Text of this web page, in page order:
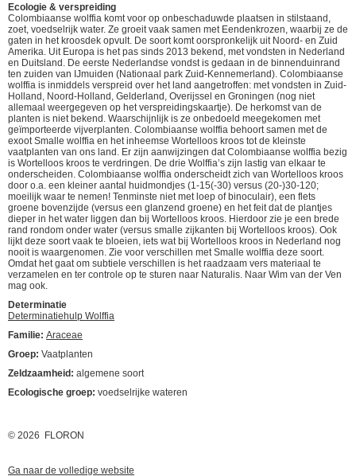
Ecologie & verspreiding
Colombiaanse wolffia komt voor op onbeschaduwde plaatsen in stilstaand,
zoet, voedselrijk water. Ze groeit vaak samen met Eendenkrozen, waarbij ze de
gaten in het kroosdek opvult. De soort komt oorspronkelijk uit Noord- en Zuid
Amerika. Uit Europa is het pas sinds 2013 bekend, met vondsten in Nederland
en Duitsland. De eerste Nederlandse vondst is gedaan in de binnenduinrand
ten zuiden van IJmuiden (Nationaal park Zuid-Kennemerland). Colombiaanse
wolffia is inmiddels verspreid over het land aangetroffen: met vondsten in Zuid-
Holland, Noord-Holland, Gelderland, Overijssel en Groningen (nog niet
allemaal weergegeven op het verspreidingskaartje). De herkomst van de
planten is niet bekend. Waarschijnlijk is ze onbedoeld meegekomen met
geïmporteerde vijverplanten. Colombiaanse wolffia behoort samen met de
exoot Smalle wolffia en het inheemse Wortelloos kroos tot de kleinste
vaatplanten van ons land. Er zijn aanwijzingen dat Colombiaanse wolffia bezig
is Wortelloos kroos te verdringen. De drie Wolffia’s zijn lastig van elkaar te
onderscheiden. Colombiaanse wolffia onderscheidt zich van Wortelloos kroos
door o.a. een kleiner aantal huidmondjes (1-15(-30) versus (20-)30-120;
moeilijk waar te nemen! Tenminste niet met loep of binoculair), een flets
groene bovenzijde (versus een glanzend groene) en het feit dat de plantjes
dieper in het water liggen dan bij Wortelloos kroos. Hierdoor zie je een brede
rand rondom onder water (versus smalle zijkanten bij Wortelloos kroos). Ook
lijkt deze soort vaak te bloeien, iets wat bij Wortelloos kroos in Nederland nog
nooit is waargenomen. Zie voor verschillen met Smalle wolffia deze soort.
Omdat het gaat om subtiele verschillen is het raadzaam vers materiaal te
verzamelen en ter controle op te sturen naar Naturalis. Naar Wim van der Ven
mag ook.
Determinatie
Determinatiehulp Wolffia
Familie: Araceae
Groep: Vaatplanten
Zeldzaamheid: algemene soort
Ecologische groep: voedselrijke wateren
© 2026 FLORON
Ga naar de volledige website